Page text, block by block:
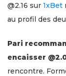
@2.16 sur 1xBet
au profil des
Pari
encaisser
rencontre.